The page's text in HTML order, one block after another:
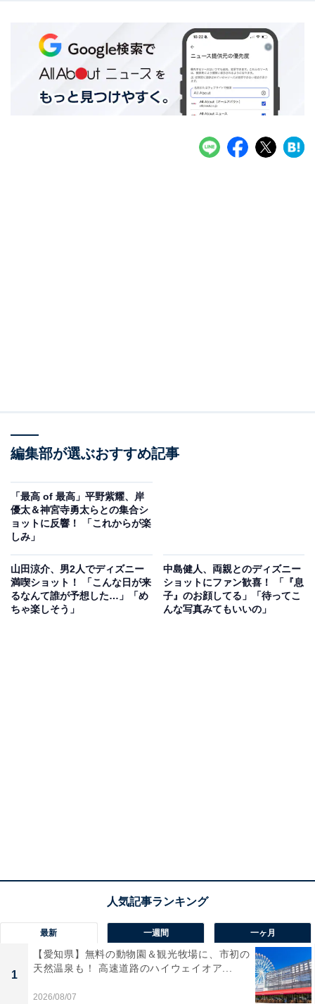
編集部が選ぶおすすめ記事
「最高 of 最高」平野紫耀、岸
優太＆神宮寺勇太らとの集合シ
ョットに反響！ 「これからが楽
しみ」
山田涼介、男2人でディズニー
満喫ショット！ 「こんな日が来
るなんて誰が予想した…」「め
ちゃ楽しそう」
中島健人、両親とのディズニー
ショットにファン歓喜！ 「『息
子』のお顔してる」「待ってこ
んな写真みてもいいの」
最新 一週間 一ヶ月
1
【愛知県】無料の動物園＆観光牧場に、市初の
天然温泉も！ 高速道路のハイウェイオア...
2026/08/07